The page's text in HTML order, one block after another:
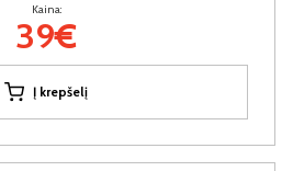
Kaina:
39€
Į krepšelį